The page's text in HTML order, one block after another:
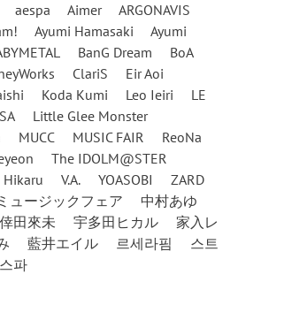
aespa Aimer
ARGONAVIS
Ayumi Hamasaki
Ayumi
BanG Dream
BoA
ClariS
Eir Aoi
Koda Kumi Leo Ieiri
LE
Little Glee Monster
MUCC MUSIC FAIR
ReoNa
The IDOLM@STER
Hikaru V.A. YOASOBI
ZARD
ミュージックフェア
中村あゆ
倖田來未 宇多田ヒカル
家入レ
藍井エイル 르세라핌
스트
파